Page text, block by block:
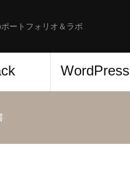
ートフォリオ＆ラボ
WordPress